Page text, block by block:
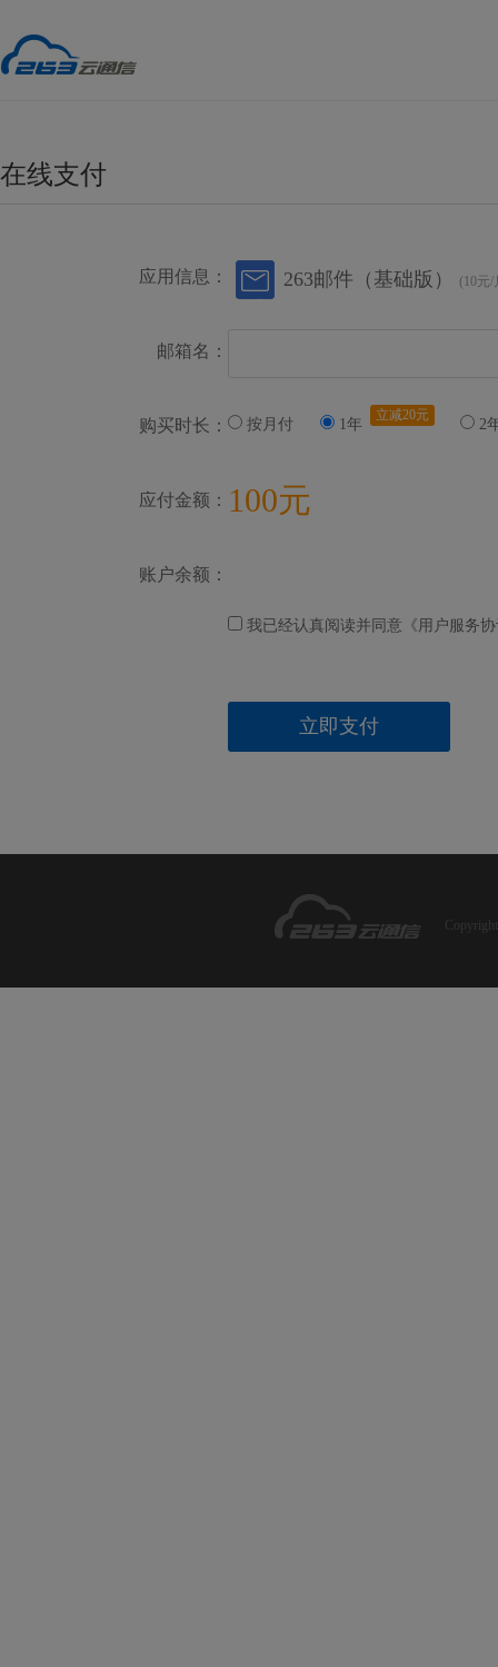
在线支付
应用信息： 263邮件（基础版） (10元/
邮箱名：
购买时长： 按月付
立减20元
1年 2
应付金额： 100元
账户余额：
我已经认真阅读并同意《用户服务
立即支付